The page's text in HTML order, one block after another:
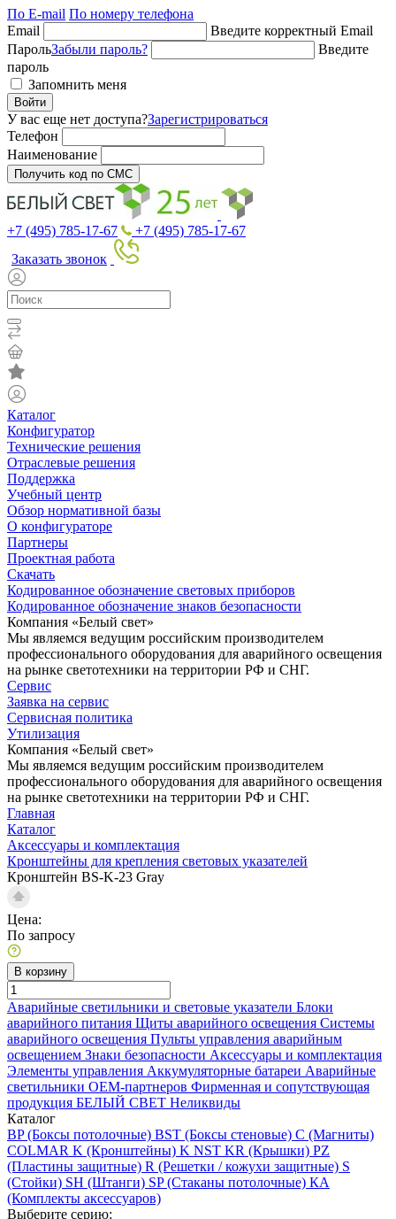
По E-mail По номеру телефона
Email
Введите корректный Email
ПарольЗабыли пароль?
Введите
пароль
Запомнить меня
Войти
У вас еще нет доступа?Зарегистрироваться
Телефон
Наименование
Получить код по СМС
+7 (495) 785-17-67
+7 (495) 785-17-67
Заказать звонок
Каталог
Конфигуратор
Технические решения
Отраслевые решения
Поддержка
Учебный центр
Обзор нормативной базы
О конфигураторе
Партнеры
Проектная работа
Скачать
Кодированное обозначение световых приборов
Кодированное обозначение знаков безопасности
Компания «Белый свет»
Мы являемся ведущим российским производителем
профессионального оборудования для аварийного освещения
на рынке светотехники на территории РФ и СНГ.
Сервис
Заявка на сервис
Сервисная политика
Утилизация
Компания «Белый свет»
Мы являемся ведущим российским производителем
профессионального оборудования для аварийного освещения
на рынке светотехники на территории РФ и СНГ.
Главная
Каталог
Аксессуары и комплектация
Кронштейны для крепления световых указателей
Кронштейн BS-K-23 Gray
Цена:
По запросу
В корзину
Аварийные светильники и световые указатели Блоки
аварийного питания Щиты аварийного освещения Системы
аварийного освещения Пульты управления аварийным
освещением Знаки безопасности Аксессуары и комплектация
Элементы управления Аккумуляторные батареи Аварийные
светильники ОЕМ-партнеров Фирменная и сопутствующая
продукция БЕЛЫЙ СВЕТ Неликвиды
Каталог
BP (Боксы потолочные) BST (Боксы стеновые) C (Магниты)
COLMAR K (Кронштейны) K NST KR (Крышки) PZ
(Пластины защитные) R (Решетки / кожухи защитные) S
(Стойки) SH (Штанги) SP (Стаканы потолочные) КА
(Комплекты аксессуаров)
Выберите серию: